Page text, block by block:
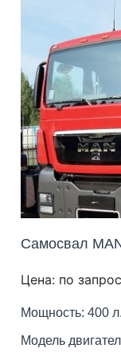
Самосвал
Цена: по
Мощность: 400
Модель